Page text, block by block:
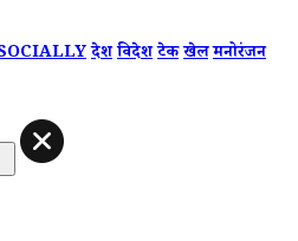
देशविदेशटेकखेलमनोरंजन